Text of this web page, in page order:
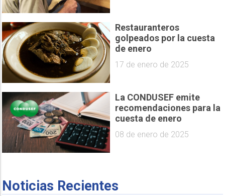
Restauranteros
golpeados por la cuesta
de enero
17 de enero de 2025
La CONDUSEF emite
recomendaciones para la
cuesta de enero
08 de enero de 2025
Noticias Recientes